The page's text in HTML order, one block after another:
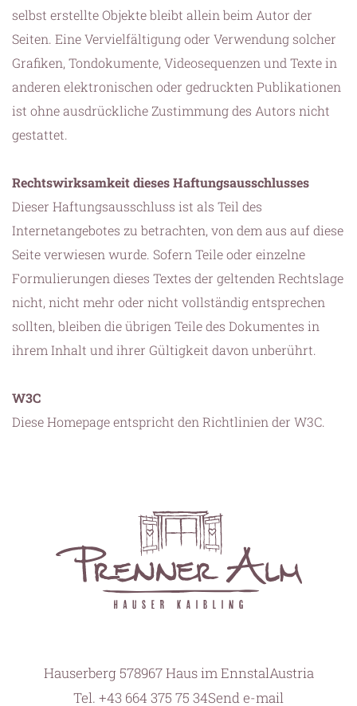
selbst erstellte Objekte bleibt allein beim Autor der
Seiten. Eine Vervielfältigung oder Verwendung solcher
Grafiken, Tondokumente, Videosequenzen und Texte in
anderen elektronischen oder gedruckten Publikationen
ist ohne ausdrückliche Zustimmung des Autors nicht
gestattet.
Rechtswirksamkeit dieses Haftungsausschlusses
Dieser Haftungsausschluss ist als Teil des
Internetangebotes zu betrachten, von dem aus auf diese
Seite verwiesen wurde. Sofern Teile oder einzelne
Formulierungen dieses Textes der geltenden Rechtslage
nicht, nicht mehr oder nicht vollständig entsprechen
sollten, bleiben die übrigen Teile des Dokumentes in
ihrem Inhalt und ihrer Gültigkeit davon unberührt.
W3C
Diese Homepage entspricht den Richtlinien der W3C.
Hauserberg 578967 Haus im EnnstalAustria
Tel. +43 664 375 75 34Send e-mail